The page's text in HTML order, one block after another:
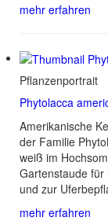
mehr erfahren
Pflanzenportrait
Phytolacca
Amerikanische
der Familie
weiß im
Gartenstaude
und zur
mehr erfahren